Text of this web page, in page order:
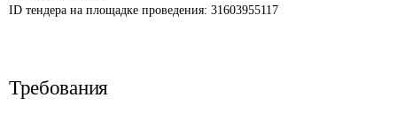
ID тендера на площадке проведения: 31603955117
Требования